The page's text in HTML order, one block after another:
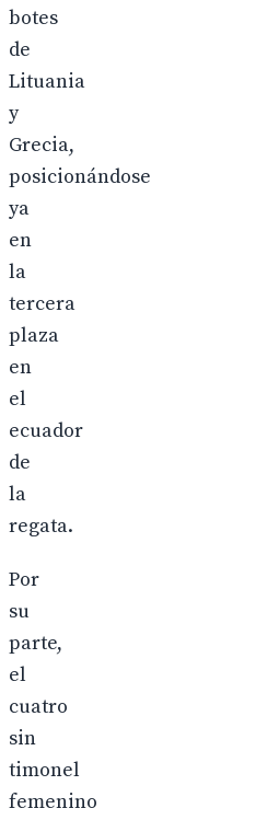
botes
de
Lituania
y
Grecia,
posicionándose
ya
en
la
tercera
plaza
en
el
ecuador
de
la
regata.
Por
su
parte,
el
cuatro
sin
timonel
femenino